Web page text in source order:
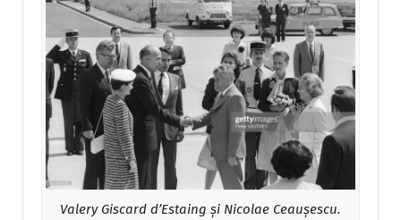
Valery Giscard d’Estaing și Nicolae Ceaușescu.